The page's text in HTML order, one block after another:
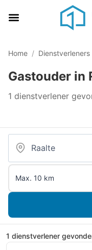
Home / Dienstverleners
Gastouder in
1 dienstverlener
1 dienstverlener